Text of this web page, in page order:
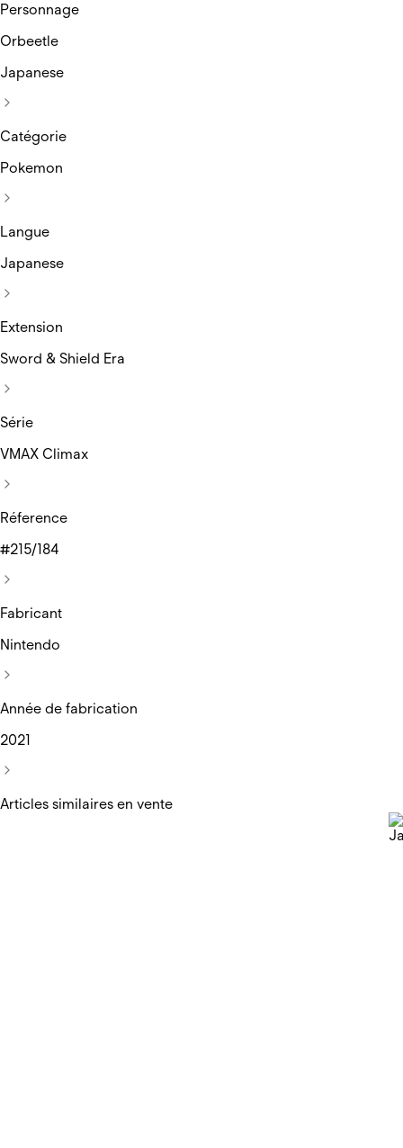
Personnage
Orbeetle
Japanese
Catégorie
Pokemon
Langue
Japanese
Extension
Sword & Shield Era
Série
VMAX Climax
Réference
#215/184
Fabricant
Nintendo
Année de fabrication
2021
Articles similaires en vente